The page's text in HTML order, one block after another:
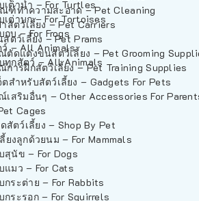
ฑ์ทำความสะอาด – Pet Cleaning
าสัตว์เลี้ยง – Pet Carriers
สัตว์เลี้ยง – Pet Prams
ตัดแต่งขนสัตว์เลี้ยง – Pet Grooming
การฝึกสัตว์เลี้ยง – Pet Training Supplies
ตสำหรับสัตว์เลี้ยง – Gadgets For Pets
เสริมอื่นๆ – Other Accessories For
Cages
สัตว์เลี้ยง – Shop By Pet
ยงลูกด้วยนม – For Mammals
สุนัข – For Dogs
แมว – For Cats
กระต่าย – For Rabbits
กระรอก – For Squirrels
เต่าน้ำ – For Turtles
เต่าบก – For Tortoises
กบ – For Frogs
– All Animals
ทุกสัตว์ – All Animals